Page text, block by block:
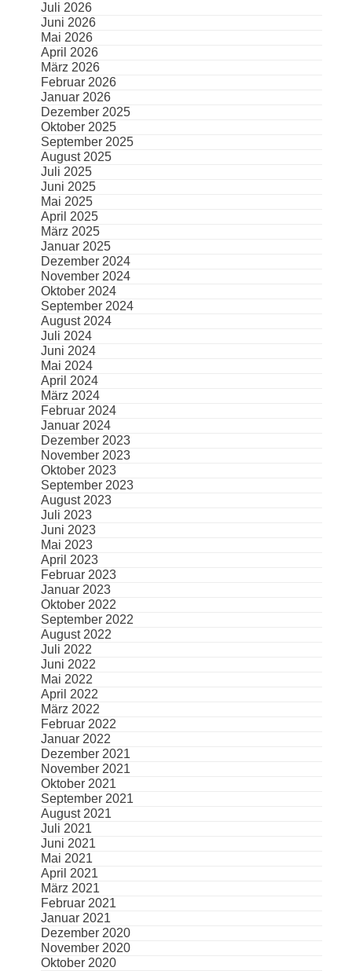
Juli 2026
Juni 2026
Mai 2026
April 2026
März 2026
Februar 2026
Januar 2026
Dezember 2025
Oktober 2025
September 2025
August 2025
Juli 2025
Juni 2025
Mai 2025
April 2025
März 2025
Januar 2025
Dezember 2024
November 2024
Oktober 2024
September 2024
August 2024
Juli 2024
Juni 2024
Mai 2024
April 2024
März 2024
Februar 2024
Januar 2024
Dezember 2023
November 2023
Oktober 2023
September 2023
August 2023
Juli 2023
Juni 2023
Mai 2023
April 2023
Februar 2023
Januar 2023
Oktober 2022
September 2022
August 2022
Juli 2022
Juni 2022
Mai 2022
April 2022
März 2022
Februar 2022
Januar 2022
Dezember 2021
November 2021
Oktober 2021
September 2021
August 2021
Juli 2021
Juni 2021
Mai 2021
April 2021
März 2021
Februar 2021
Januar 2021
Dezember 2020
November 2020
Oktober 2020